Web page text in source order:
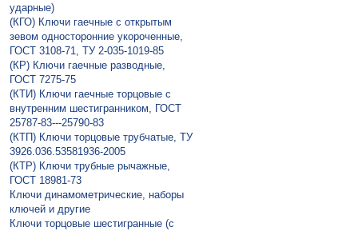
ударные)
(КГО) Ключи гаечные с открытым
зевом односторонние укороченные,
ГОСТ 3108-71, ТУ 2-035-1019-85
(КР) Ключи гаечные разводные,
ГОСТ 7275-75
(КТИ) Ключи гаечные торцовые с
внутренним шестигранником, ГОСТ
25787-83---25790-83
(КТП) Ключи торцовые трубчатые, ТУ
3926.036.53581936-2005
(КТР) Ключи трубные рычажные,
ГОСТ 18981-73
Ключи динамометрические, наборы
ключей и другие
Ключи торцовые шестигранные (с